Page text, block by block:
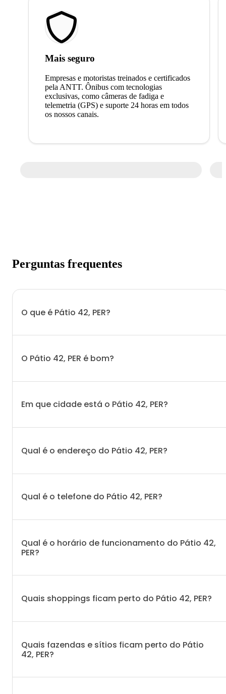
Mais seguro
Empresas e motoristas treinados e certificados
pela ANTT. Ônibus com tecnologias
exclusivas, como câmeras de fadiga e
telemetria (GPS) e suporte 24 horas em todos
os nossos canais.
Perguntas frequentes
O que é Pátio 42, PER?
O Pátio 42, PER é bom?
Em que cidade está o Pátio 42, PER?
Qual é o endereço do Pátio 42, PER?
Qual é o telefone do Pátio 42, PER?
Qual é o horário de funcionamento do Pátio 42,
PER?
Quais shoppings ficam perto do Pátio 42, PER?
Quais fazendas e sítios ficam perto do Pátio
42, PER?